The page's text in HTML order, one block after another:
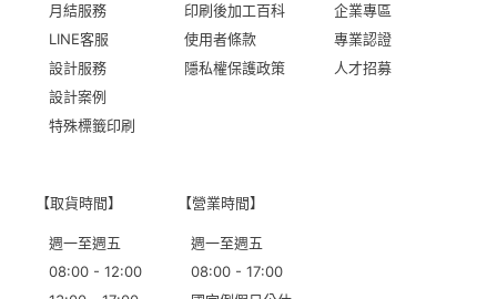
月結服務
LINE客服
設計服務
設計案例
特殊標籤印刷
印刷後加工百科
使用者條款
隱私權保護政策
企業專區
專業認證
人才招募
【取貨時間】
週一至週五
08:00 - 12:00
【營業時間】
週一至週五
08:00 - 17:00